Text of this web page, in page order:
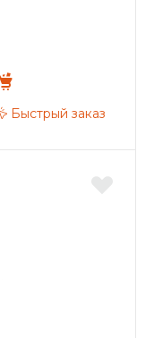
Быстрый заказ